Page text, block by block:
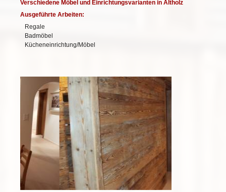
Verschiedene Möbel und Einrichtungsvarianten in Altholz
Ausgeführte Arbeiten:
Regale
Badmöbel
Kücheneinrichtung/Möbel